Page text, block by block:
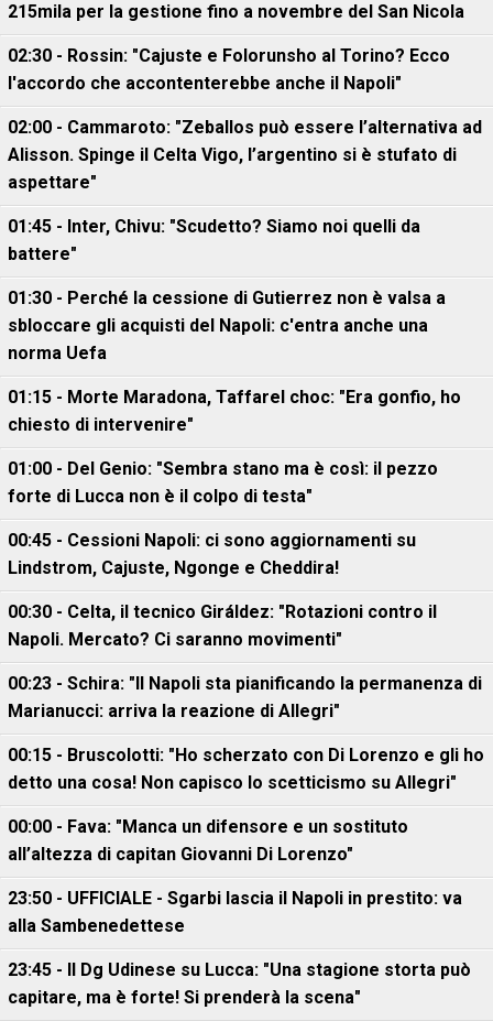
215mila per la gestione fino a novembre del San Nicola
02:30 - Rossin: "Cajuste e Folorunsho al Torino? Ecco
l'accordo che accontenterebbe anche il Napoli"
02:00 - Cammaroto: "Zeballos può essere l’alternativa ad
Alisson. Spinge il Celta Vigo, l’argentino si è stufato di
aspettare"
01:45 - Inter, Chivu: "Scudetto? Siamo noi quelli da
battere"
01:30 - Perché la cessione di Gutierrez non è valsa a
sbloccare gli acquisti del Napoli: c'entra anche una
norma Uefa
01:15 - Morte Maradona, Taffarel choc: "Era gonfio, ho
chiesto di intervenire"
01:00 - Del Genio: "Sembra stano ma è così: il pezzo
forte di Lucca non è il colpo di testa"
00:45 - Cessioni Napoli: ci sono aggiornamenti su
Lindstrom, Cajuste, Ngonge e Cheddira!
00:30 - Celta, il tecnico Giráldez: "Rotazioni contro il
Napoli. Mercato? Ci saranno movimenti"
00:23 - Schira: "Il Napoli sta pianificando la permanenza di
Marianucci: arriva la reazione di Allegri"
00:15 - Bruscolotti: "Ho scherzato con Di Lorenzo e gli ho
detto una cosa! Non capisco lo scetticismo su Allegri"
00:00 - Fava: "Manca un difensore e un sostituto
all’altezza di capitan Giovanni Di Lorenzo"
23:50 - UFFICIALE - Sgarbi lascia il Napoli in prestito: va
alla Sambenedettese
23:45 - Il Dg Udinese su Lucca: "Una stagione storta può
capitare, ma è forte! Si prenderà la scena"